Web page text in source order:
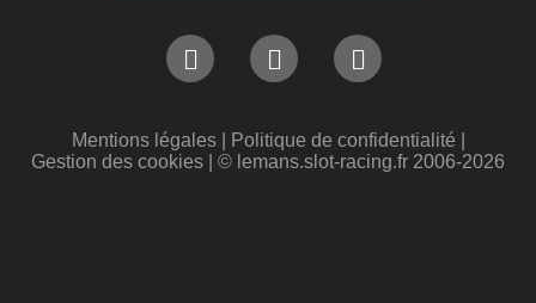
Mentions légales| Politique de confidentialité
Gestion des cookies | © lemans.slot-racing.fr 2006-2026